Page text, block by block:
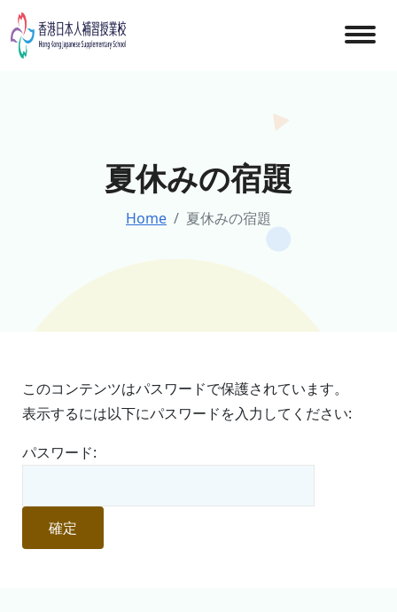
Skip
to
content
夏休みの宿題
Home 夏休みの宿題
このコンテンツはパスワードで保護されています。
表示するには以下にパスワードを入力してください:
パスワード: